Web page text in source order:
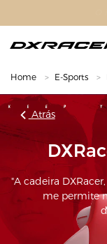
Home E-Sports
Atrás
"A cadeira
me permite